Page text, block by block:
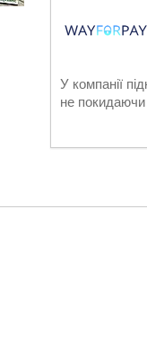
У компанії
не покидаючи